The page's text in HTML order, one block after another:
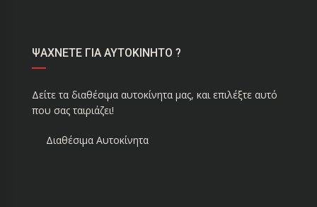
ΨΑΧΝΕΤΕ ΓΙΑ ΑΥΤΟΚΙΝΗΤΟ ?
Δείτε τα διαθέσιμα αυτοκίνητα μας, και επιλέξτε αυτό
που σας ταιριάζει!
Διαθέσιμα Αυτοκίνητα